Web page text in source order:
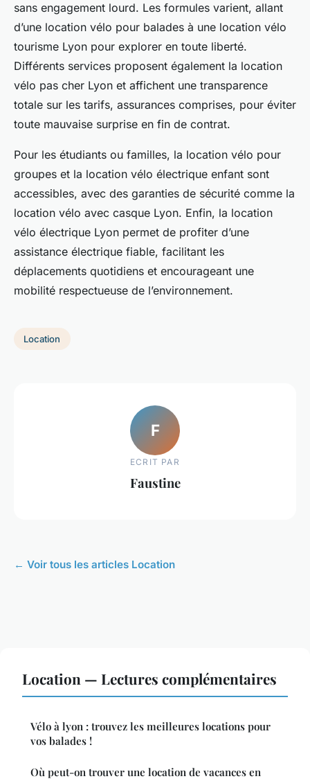
sans engagement lourd. Les formules varient, allant
d’une location vélo pour balades à une location vélo
tourisme Lyon pour explorer en toute liberté.
Différents services proposent également la location
vélo pas cher Lyon et affichent une transparence
totale sur les tarifs, assurances comprises, pour éviter
toute mauvaise surprise en fin de contrat.
Pour les étudiants ou familles, la location vélo pour
groupes et la location vélo électrique enfant sont
accessibles, avec des garanties de sécurité comme la
location vélo avec casque Lyon. Enfin, la location
vélo électrique Lyon permet de profiter d’une
assistance électrique fiable, facilitant les
déplacements quotidiens et encourageant une
mobilité respectueuse de l’environnement.
Location
F
ECRIT PAR
Faustine
← Voir tous les articles Location
Location — Lectures complémentaires
Vélo à lyon : trouvez les meilleures locations pour
vos balades !
Où peut-on trouver une location de vacances en